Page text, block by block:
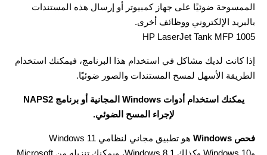
الممسوحة ضوئيًا على جهاز كمبيوتر أو إرسال هذه المستندات
بالبريد الإلكتروني ووظائف أخرى.
HP LaserJet Tank MFP 1005
إذا كانت لديك مشاكل في استخدام هذا البرنامج، فيمكنك استخدام
الطريقة الأسهل لمسح المستندات والصور ضوئيًا.
يمكنك استخدام أدوات Windows المجانية أو برنامج NAPS2
لإجراء المسح الضوئي.
فحص Windows
هو تطبيق مجاني لنظامي Windows 11
وWindows 10 وكذلك Windows 8.1، ويمكنك تنزيله من Microsoft